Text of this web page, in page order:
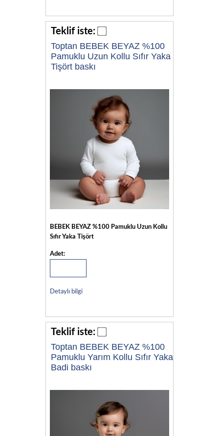
Teklif iste:
Toptan BEBEK BEYAZ %100
Pamuklu Uzun Kollu Sıfır Yaka
Tişört baskı
BEBEK BEYAZ %100 Pamuklu Uzun Kollu
Sıfır Yaka Tişört
Adet:
Detaylı bilgi
Teklif iste:
Toptan BEBEK BEYAZ %100
Pamuklu Yarım Kollu Sıfır Yaka
Badi baskı